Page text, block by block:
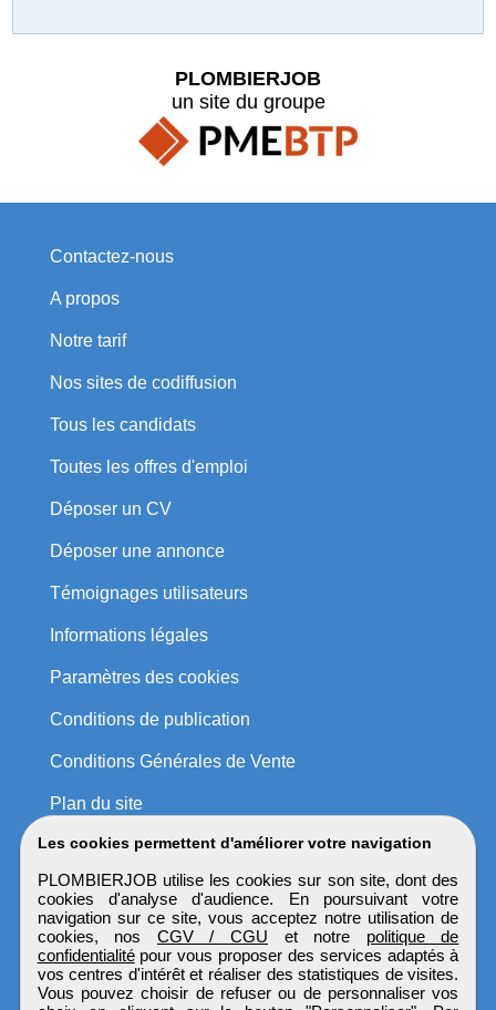
Les cookies permettent d'améliorer votre navigation
PLOMBIERJOB utilise les cookies sur son site, dont des
cookies d'analyse d'audience. En poursuivant votre
navigation sur ce site, vous acceptez notre utilisation de
cookies, nos CGV / CGU et notre politique de
confidentialitépour vous proposer des services adaptés à
vos centres d'intérêt et réaliser des statistiques de visites.
Vous pouvez choisir de refuser ou de personnaliser vos
PLOMBIERJOB
un site du groupe
Contactez-nous
A propos
Notre tarif
Nos sites de codiffusion
Tous les candidats
Toutes les offres d'emploi
Déposer un CV
Déposer une annonce
Témoignages utilisateurs
Informations légales
Paramètres des cookies
Conditions de publication
Conditions Générales de Vente
Plan du site